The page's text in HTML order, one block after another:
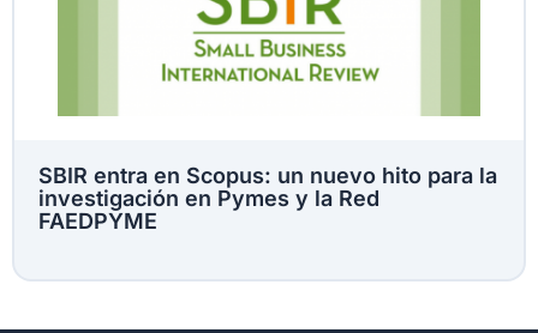
SBIR entra en Scopus: un nuevo hito para la
investigación en Pymes y la Red
FAEDPYME